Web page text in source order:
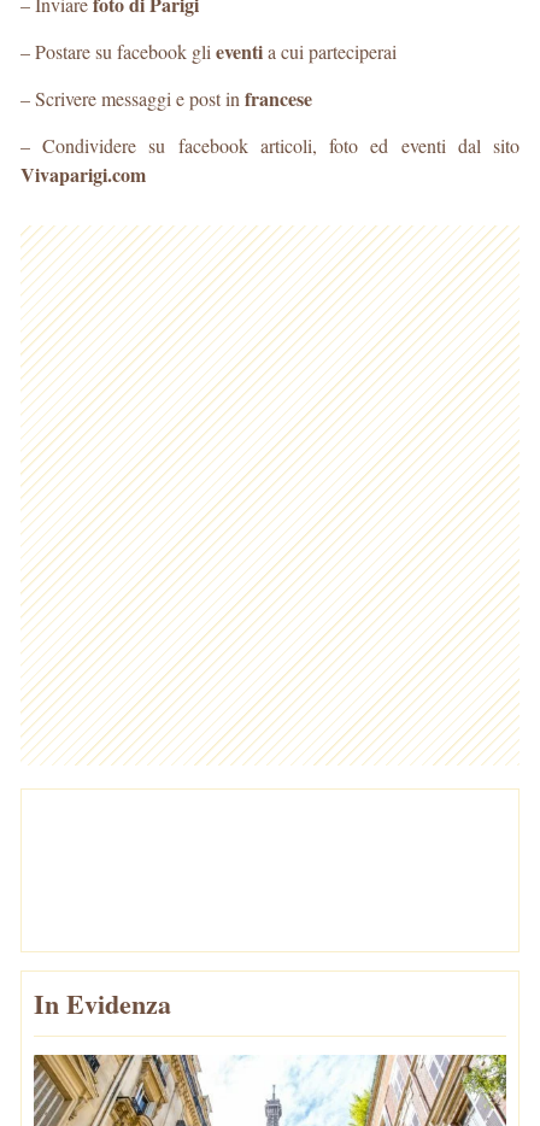
– Postare su facebook gli eventia cui parteciperai
– Scrivere messaggi e post in francese
– Condividere su facebook articoli, foto ed eventi dal sito
Vivaparigi.com
In Evidenza